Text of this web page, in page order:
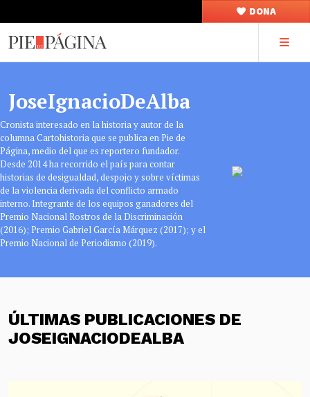
DONA
JoseIgnacioDeAlba
Cronista interesado en la historia y autor de la
columna Cartohistoria que se publica en Pie de
Página, medio del que es reportero fundador.
Desde 2014 ha recorrido el país para contar
historias de desigualdad, despojo y sobre víctimas
de la violencia derivada del conflicto armado
interno. Integrante de los equipos ganadores del
Premio Nacional Rostros de la Discriminación
(2016); Premio Gabriel García Márquez (2017); y el
Premio Nacional de Periodismo (2019).
ÚLTIMAS PUBLICACIONES DE
JOSEIGNACIODEALBA